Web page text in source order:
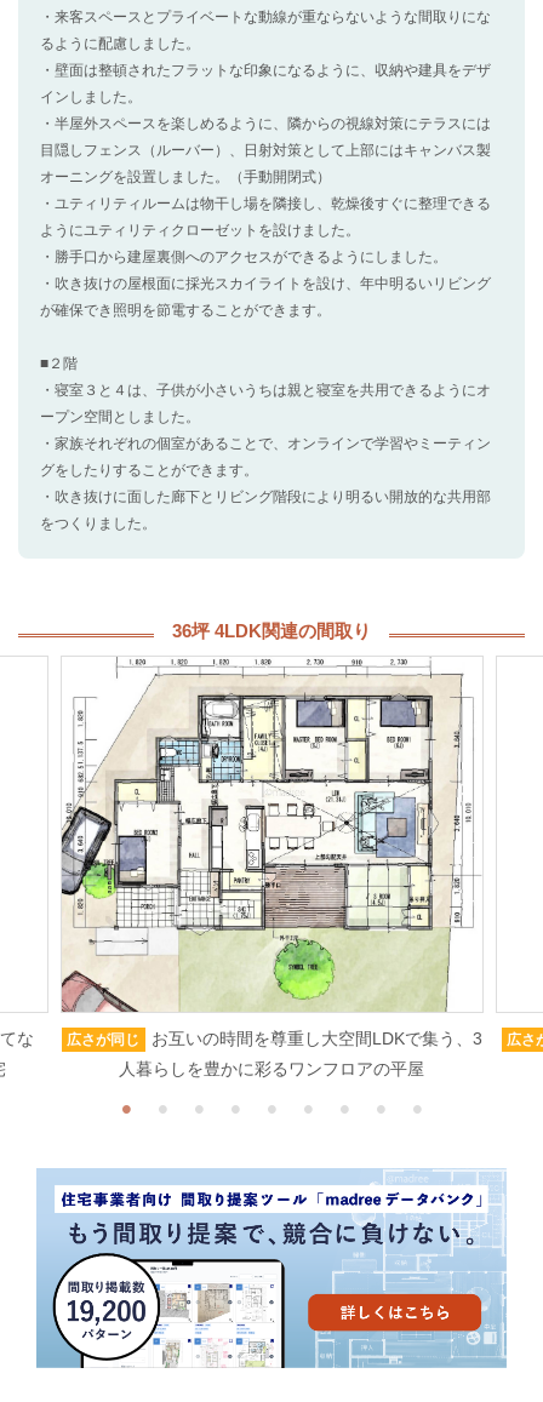
・来客スペースとプライベートな動線が重ならないような間取りにな
るように配慮しました。
・壁面は整頓されたフラットな印象になるように、収納や建具をデザ
インしました。
・半屋外スペースを楽しめるように、隣からの視線対策にテラスには
目隠しフェンス（ルーバー）、日射対策として上部にはキャンバス製
オーニングを設置しました。（手動開閉式）
・ユティリティルームは物干し場を隣接し、乾燥後すぐに整理できる
ようにユティリティクローゼットを設けました。
・勝手口から建屋裏側へのアクセスができるようにしました。
・吹き抜けの屋根面に採光スカイライトを設け、年中明るいリビング
が確保でき照明を節電することができます。
■２階
・寝室３と４は、子供が小さいうちは親と寝室を共用できるようにオ
ープン空間としました。
・家族それぞれの個室があることで、オンラインで学習やミーティン
グをしたりすることができます。
・吹き抜けに面した廊下とリビング階段により明るい開放的な共用部
をつくりました。
36坪 4LDK関連の間取り
な
広さが同じ
お互いの時間を尊重し大空間LDKで集う、3
人暮らしを豊かに彩るワンフロアの平屋
広さ